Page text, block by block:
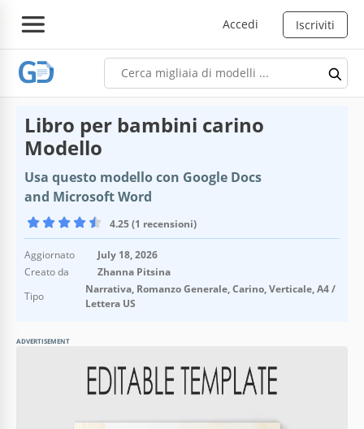
Accedi Iscriviti
Libro per bambini carino
Modello
Usa questo modello con Google Docs
and Microsoft Word
4.25 (1 recensioni)
Aggiornato
July 18, 2026
Creato da
Zhanna Pitsina
Tipo
Narrativa, Romanzo Generale, Carino, Verticale, A4 /
Lettera US
ADVERTISEMENT